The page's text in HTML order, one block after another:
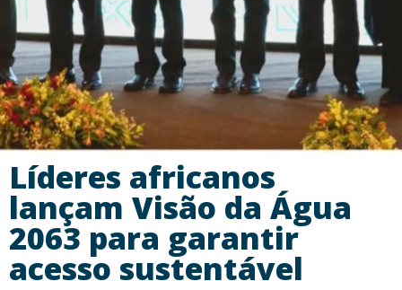
Líderes africanos
lançam Visão da Água
2063 para garantir
acesso sustentável